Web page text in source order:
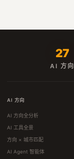
27
AI 方向
AI 方向
AI 方向全分析
AI 工具全景
方向 × 城市匹配
AI Agent 智能体